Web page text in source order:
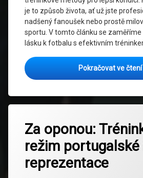
je to způsob života, ať už jste
nadšený fanoušek nebo prostě
sportu. V tomto článku se zaměříme
lásku k fotbalu s efektivním
Pokračovat ve čtení
Vytrvalostní
trénink
Zábavný
trénink
Zdraví a
wellness
Za oponou:
režim
reprezentace
Fotbal
příprava
komentář
na
Za
oponou:
Tréninkový
režim